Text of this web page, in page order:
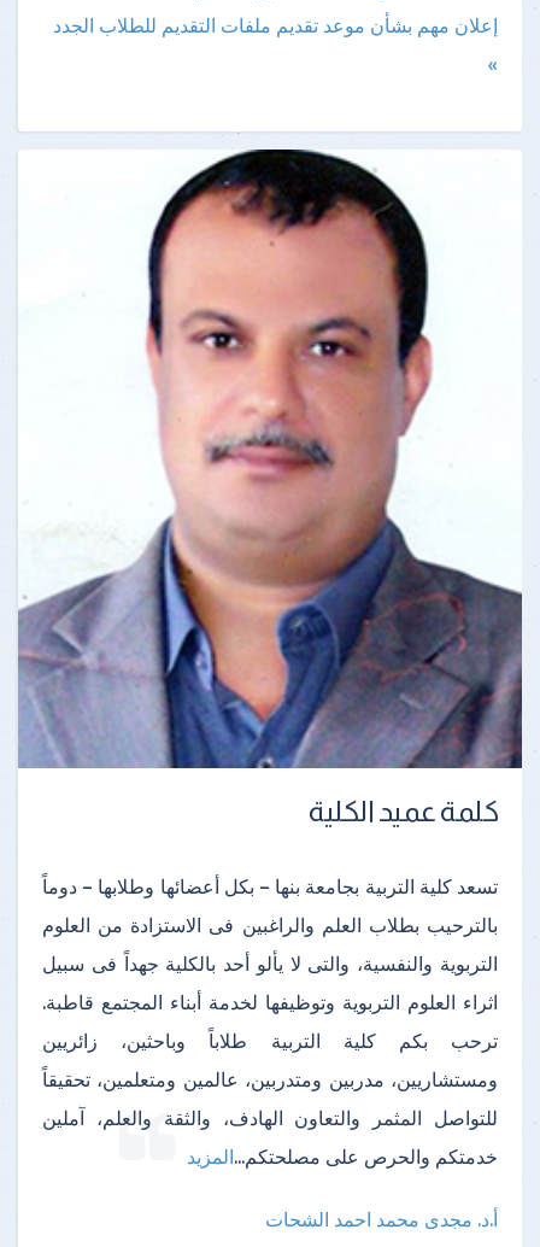
إعلان مهم بشأن موعد تقديم ملفات التقديم للطلاب الجدد
»
كلمة عميد الكلية
تسعد كلية التربية بجامعة بنها – بكل أعضائها وطلابها – دوماً
بالترحيب بطلاب العلم والراغبين فى الاستزادة من العلوم
التربوية والنفسية، والتى لا يألو أحد بالكلية جهداً فى سبيل
اثراء العلوم التربوية وتوظيفها لخدمة أبناء المجتمع قاطبة.
ترحب بكم كلية التربية طلاباً وباحثين، زائريين
ومستشاريين، مدربين ومتدربين، عالمين ومتعلمين، تحقيقاً
للتواصل المثمر والتعاون الهادف، والثقة والعلم، آملين
خدمتكم والحرص على مصلحتكم...المزيد
أ.د. مجدى محمد احمد الشحات